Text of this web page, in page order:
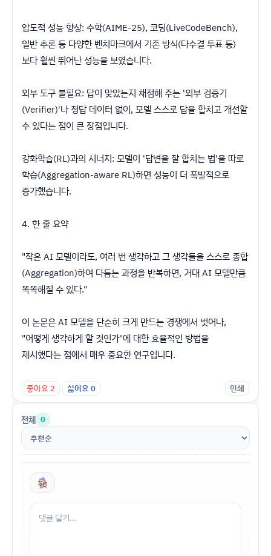
​압도적 성능 향상: 수학(AIME-25), 코딩(LiveCodeBench),
일반 추론 등 다양한 벤치마크에서 기존 방식(다수결 투표 등)
보다 훨씬 뛰어난 성능을 보였습니다.
​외부 도구 불필요: 답이 맞았는지 채점해 주는 '외부 검증기
(Verifier)'나 정답 데이터 없이, 모델 스스로 답을 합치고 개선할
수 있다는 점이 큰 장점입니다.
​강화학습(RL)과의 시너지: 모델이 '답변을 잘 합치는 법'을 따로
학습(Aggregation-aware RL)하면 성능이 더 폭발적으로
증가했습니다.
​4. 한 줄 요약
​"작은 AI 모델이라도, 여러 번 생각하고 그 생각들을 스스로 종합
(Aggregation)하여 다듬는 과정을 반복하면, 거대 AI 모델만큼
똑똑해질 수 있다."
​이 논문은 AI 모델을 단순히 크게 만드는 경쟁에서 벗어나,
"어떻게 생각하게 할 것인가"에 대한 효율적인 방법을
제시했다는 점에서 매우 중요한 연구입니다.
좋아요2 싫어요0 인쇄
전체 0